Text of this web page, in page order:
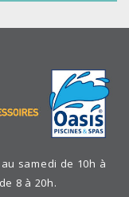
samedi de 10h à
8 à 20h.